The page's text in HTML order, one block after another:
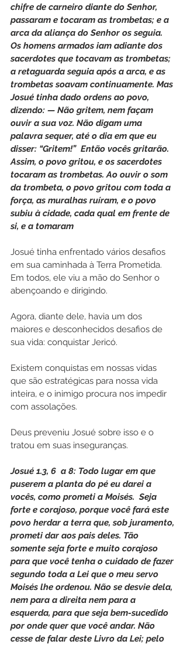
chifre de carneiro diante do Senhor,
passaram e tocaram as trombetas; e a
arca da aliança do Senhor os seguia.
Os homens armados iam adiante dos
sacerdotes que tocavam as trombetas;
a retaguarda seguia após a arca, e as
trombetas soavam continuamente. Mas
Josué tinha dado ordens ao povo,
dizendo: — Não gritem, nem façam
ouvir a sua voz. Não digam uma
palavra sequer, até o dia em que eu
disser: “Gritem!”  Então vocês gritarão.
Assim, o povo gritou, e os sacerdotes
tocaram as trombetas. Ao ouvir o som
da trombeta, o povo gritou com toda a
força, as muralhas ruíram, e o povo
subiu à cidade, cada qual em frente de
si, e a tomaram
Josué tinha enfrentado vários desafios
em sua caminhada à Terra Prometida.
Em todos, ele viu a mão do Senhor o
abençoando e dirigindo.
Agora, diante dele, havia um dos
maiores e desconhecidos desafios de
sua vida: conquistar Jericó.
Existem conquistas em nossas vidas
que são estratégicas para nossa vida
inteira, e o inimigo procura nos impedir
com assolações.
Deus preveniu Josué sobre isso e o
tratou em suas inseguranças.
Josué 1.3, 6  a 8: Todo lugar em que
puserem a planta do pé eu darei a
vocês, como prometi a Moisés.  Seja
forte e corajoso, porque você fará este
povo herdar a terra que, sob juramento,
prometi dar aos pais deles. Tão
somente seja forte e muito corajoso
para que você tenha o cuidado de fazer
segundo toda a Lei que o meu servo
Moisés lhe ordenou. Não se desvie dela,
nem para a direita nem para a
esquerda, para que seja bem-sucedido
por onde quer que você andar. Não
cesse de falar deste Livro da Lei; pelo